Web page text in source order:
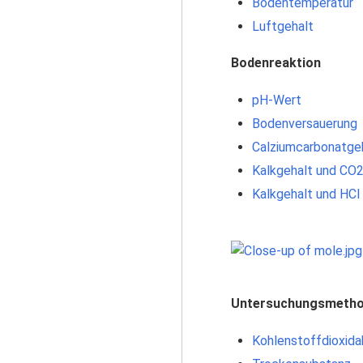
Luftgehalt
Bodenreaktion
pH-Wert
Bodenversauerung
Kalkgehalt und CO2
Kalkgehalt und HCl